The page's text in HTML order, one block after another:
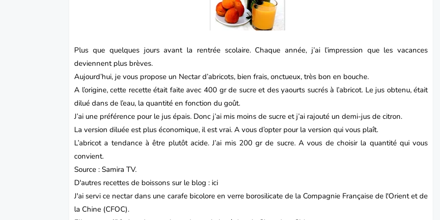
Plus que quelques jours avant la rentrée scolaire. Chaque année, j’ai l’impression que les vacances
deviennent plus brèves.
Aujourd’hui, je vous propose un Nectar d’abricots, bien frais, onctueux, très bon en bouche.
A l’origine, cette recette était faite avec 400 gr de sucre et des yaourts sucrés à l’abricot. Le jus obtenu, était
dilué dans de l’eau, la quantité en fonction du goût.
J’ai une préférence pour le jus épais. Donc j’ai mis moins de sucre et j’ai rajouté un demi-jus de citron.
La version diluée est plus économique, il est vrai. A vous d’opter pour la version qui vous plaît.
L’abricot a tendance à être plutôt acide. J’ai mis 200 gr de sucre. A vous de choisir la quantité qui vous
convient.
Source : Samira TV.
D'autres recettes de boissons sur le blog : ici
J'ai servi ce nectar dans une carafe bicoloreen verre borosilicate de la Compagnie Française de l'Orient et de
la Chine (CFOC).